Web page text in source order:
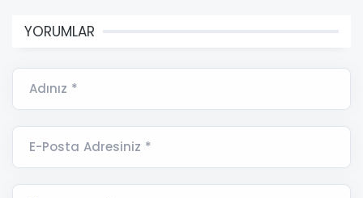
YORUMLAR
Adınız *
E-Posta Adresiniz *